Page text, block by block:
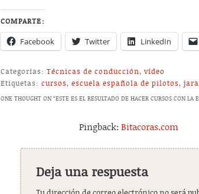
COMPARTE:
Facebook Twitter LinkedIn
Categorías: Técnicas de conducción, vídeo
Etiquetas: cursos, escuela española de pilotos,
ONE THOUGHT ON “ESTE ES EL RESULTADO DE HACER CURSOS CON LA
Pingback:Bitacoras.com
Deja una respuesta